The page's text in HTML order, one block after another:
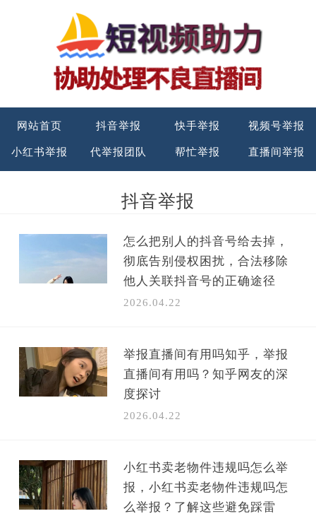
网站首页 抖音举报 快手举报 视频号举报
小红书举报 代举报团队 帮忙举报 直播间举报
抖音举报
怎么把别人的抖音号给去掉，
彻底告别侵权困扰，合法移除
他人关联抖音号的正确途径
2026.04.22
举报直播间有用吗知乎，举报
直播间有用吗？知乎网友的深
度探讨
2026.04.22
小红书卖老物件违规吗怎么举
报，小红书卖老物件违规吗怎
么举报？了解这些避免踩雷